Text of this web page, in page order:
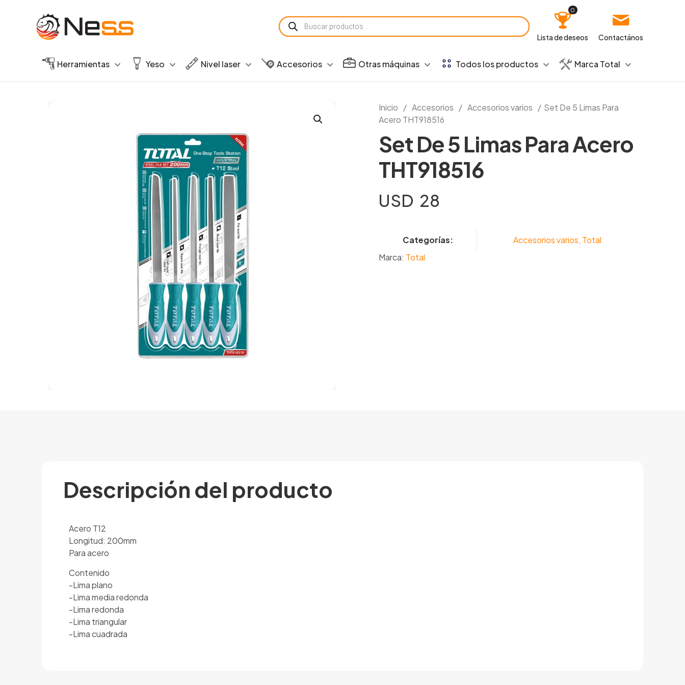
Búsqueda
de
productos
0
Lista de deseos Contactános
Herramientas Yeso Nivel laser Accesorios Otras máquinas Todos los productos Marca Total
Inicio / Accesorios / Accesorios varios / Set De 5 Limas Para
Acero THT918516
Set De 5 Limas Para Acero
THT918516
USD 28
Categorías: Accesorios varios, Total
Marca: Total
Descripción del producto
Acero T12
Longitud: 200mm
Para acero
Contenido
-Lima plano
-Lima media redonda
-Lima redonda
-Lima triangular
-Lima cuadrada